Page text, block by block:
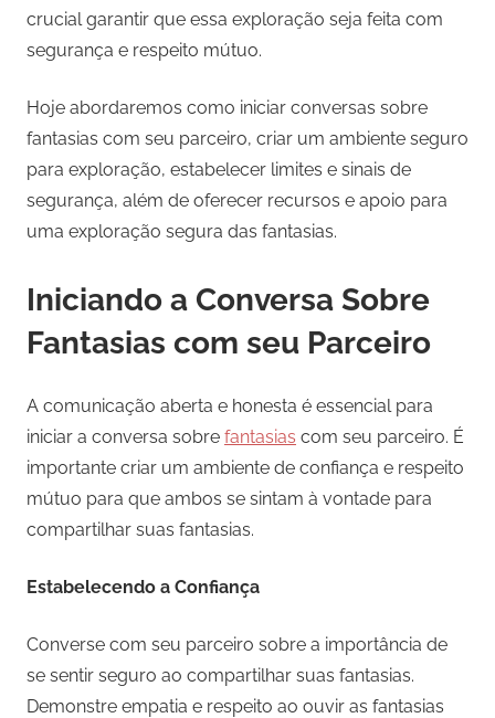
crucial garantir que essa exploração seja feita com
segurança e respeito mútuo.
Hoje abordaremos como iniciar conversas sobre
fantasias com seu parceiro, criar um ambiente seguro
para exploração, estabelecer limites e sinais de
segurança, além de oferecer recursos e apoio para
uma exploração segura das fantasias.
Iniciando a Conversa Sobre
Fantasias com seu Parceiro
A comunicação aberta e honesta é essencial para
iniciar a conversa sobre fantasias com seu parceiro. É
importante criar um ambiente de confiança e respeito
mútuo para que ambos se sintam à vontade para
compartilhar suas fantasias.
Estabelecendo a Confiança
Converse com seu parceiro sobre a importância de
se sentir seguro ao compartilhar suas fantasias.
Demonstre empatia e respeito ao ouvir as fantasias